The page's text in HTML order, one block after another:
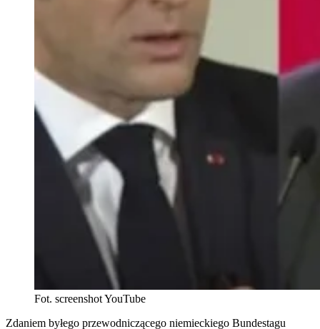
Fot. screenshot YouTube
Zdaniem byłego przewodniczącego niemieckiego Bundestagu